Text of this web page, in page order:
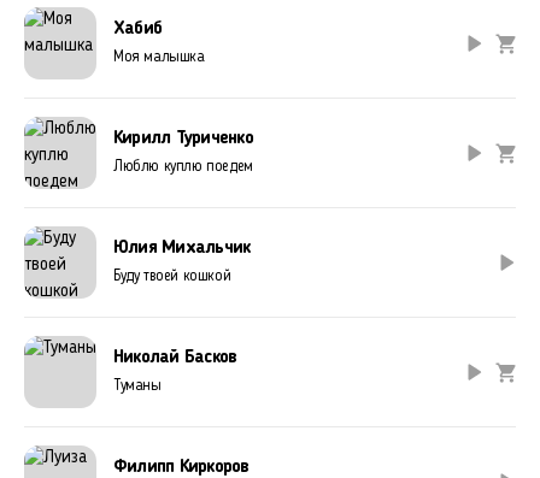
Хабиб
Моя малышка
Кирилл Туриченко
Люблю куплю поедем
Юлия Михальчик
Буду твоей кошкой
Николай Басков
Туманы
Филипп Киркоров